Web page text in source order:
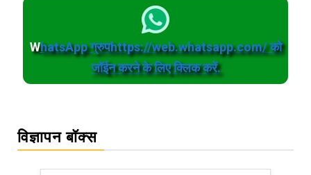
WhatsApp ग्रुपhttps://web.whatsapp.com/ को
जॉईन करने के लिए क्लिक करें.
विज्ञापन बॉक्स